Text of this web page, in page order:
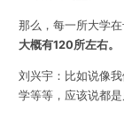
那么，每一所大学
大概有120所左右。
刘兴宇：比如说像
学等等，应该说都是